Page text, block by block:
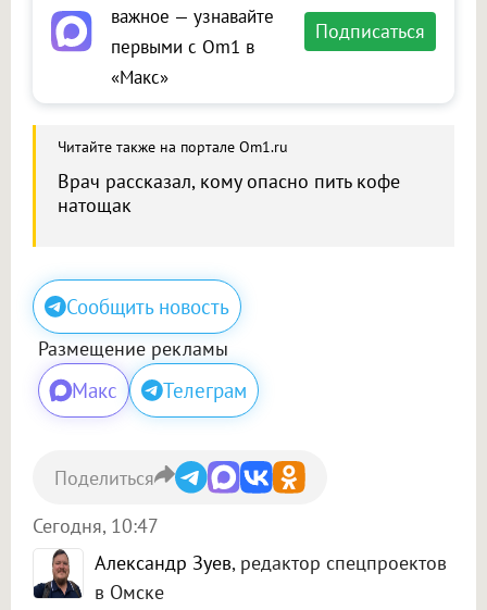
важное — узнавайте
первыми с Om1 в
«Макс»
Подписаться
Читайте также на портале Om1.ru
Врач рассказал, кому опасно пить кофе
натощак
Сообщить новость
Размещение рекламы
Макс Телеграм
Александр Зуев, редактор спецпроектов
в Омске
Сегодня, 10:47
Поделиться